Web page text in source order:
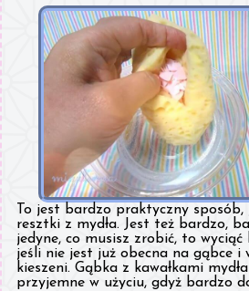
To jest bardzo praktyczny sposób,
resztki z mydła. Jest też bardzo,
jedyne, co musisz zrobić, to wyciąć
jeśli nie jest już obecna na gąbce i
kieszeni. Gąbka z kawałkami
przyjemne w użyciu, gdyż bardzo